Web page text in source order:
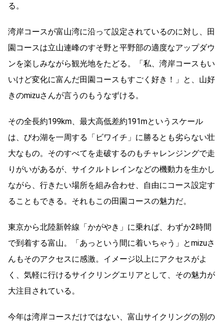
る。
湾岸コースが富山湾に沿って設定されているのに対し、田
園コースは立山連峰のすそ野と平野部の適度なアップダウ
ンを楽しみながら観光地をたどる。「私、湾岸コースもい
いけど変化に富んだ田園コースもすごく好き！」と、山好
きのmizuさんが言うのもうなずける。
その全長約199km、最大高低差約191mというスケール
は、びわ湖を一周する「ビワイチ」に勝るとも劣らない壮
大なもの。そのすべてを走破するのもチャレンジングで走
りがいがあるが、サイクルトレインなどの機動力を生かし
ながら、行きたい場所を組み合わせ、自由にコース設定す
ることもできる。それもこの田園コースの魅力だ。
東京から北陸新幹線「かがやき」に乗れば、わずか2時間
で到着する富山。「あっという間に着いちゃう」とmizuさ
んもそのアクセスに感激。イメージ以上にアクセスがよ
く、気軽に行けるサイクリングエリアとして、その魅力が
大注目されている。
今年は湾岸コースだけではない、富山サイクリングの別の